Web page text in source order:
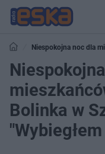
Niespokojna noc dla
"Wybiegłem w pidżamie"
Bolinka w